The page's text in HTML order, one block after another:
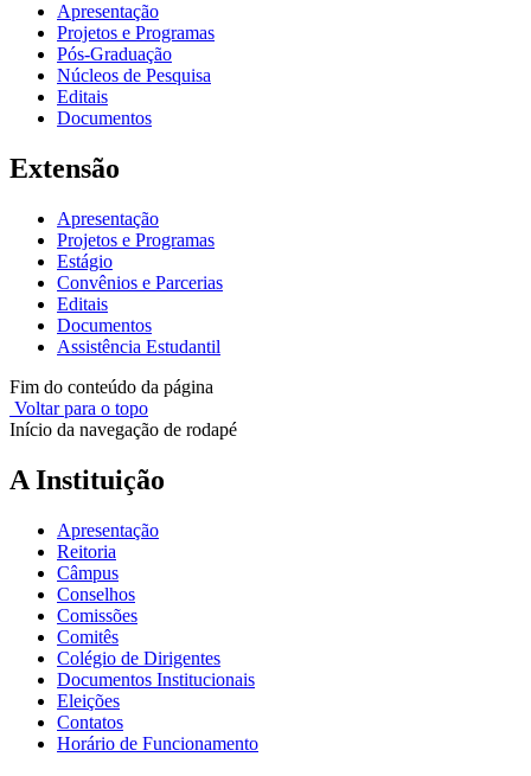
Apresentação
Projetos e Programas
Pós-Graduação
Núcleos de Pesquisa
Editais
Documentos
Extensão
Apresentação
Projetos e Programas
Estágio
Convênios e Parcerias
Editais
Documentos
Assistência Estudantil
Fim do conteúdo da página
Voltar para o topo
Início da navegação de rodapé
A Instituição
Apresentação
Reitoria
Câmpus
Conselhos
Comissões
Comitês
Colégio de Dirigentes
Documentos Institucionais
Eleições
Contatos
Horário de Funcionamento